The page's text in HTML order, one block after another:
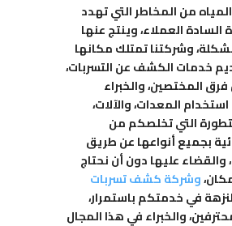
من المخاطر التي تهدد
السادة العملاء، وينتج عنها
وشركتنا تمتلك مكانها
خدمات الكشف عن التسربات،
المختصين، والخبراء
المعدات، والآلات،
التي تخلصكم من
بجميع أنواعها عن طريق
عليها دون أن نحتاج
وشركة كشف تسربات
في خدمتكم باستمرار،
والخبراء في هذا المجال